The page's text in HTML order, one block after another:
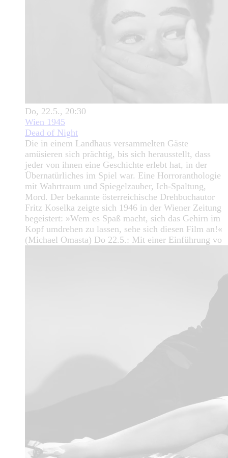
Do, 22.5., 20:30
Wien 1945
Dead of Night
Die in einem Landhaus versammelten Gäste
amüsieren sich prächtig, bis sich herausstellt, dass
jeder von ihnen eine Geschichte erlebt hat, in der
Übernatürliches im Spiel war. Eine Horroranthologie
mit Wahrtraum und Spiegelzauber, Ich-Spaltung,
Mord. Der bekannte österreichische Drehbuchautor
Fritz Koselka zeigte sich 1946 in der Wiener Zeitung
begeistert: »Wem es Spaß macht, sich das Gehirn im
Kopf umdrehen zu lassen, sehe sich diesen Film an!«
(Michael Omasta) Do 22.5.: Mit einer Einführung vo